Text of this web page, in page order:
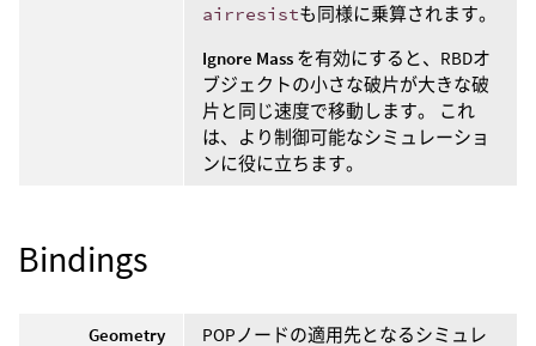
airresistも同様に乗算されます。
Ignore Mass を有効にすると、RBDオ
ブジェクトの小さな破片が大きな破
片と同じ速度で移動します。 これ
は、より制御可能なシミュレーショ
ンに役に立ちます。
Bindings
Geometry POPノードの適用先となるシミュレ